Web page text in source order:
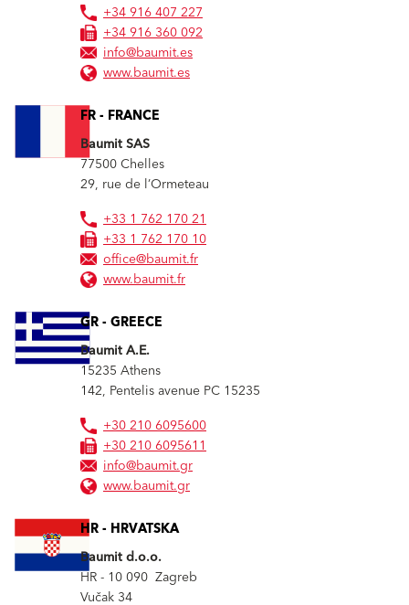
+34 916 407 227
+34 916 360 092
info@baumit.es
www.baumit.es
FR - FRANCE
Baumit SAS
77500Chelles
29, rue de l’Ormeteau
+33 1 762 170 21
+33 1 762 170 10
office@baumit.fr
www.baumit.fr
GR - GREECE
Baumit A.E.
15235 Athens
142, Pentelis avenue PC 15235
+30 210 6095600
+30 210 6095611
info@baumit.gr
www.baumit.gr
HR - HRVATSKA
Baumit d.o.o.
HR - 10 090 Zagreb
Vučak 34